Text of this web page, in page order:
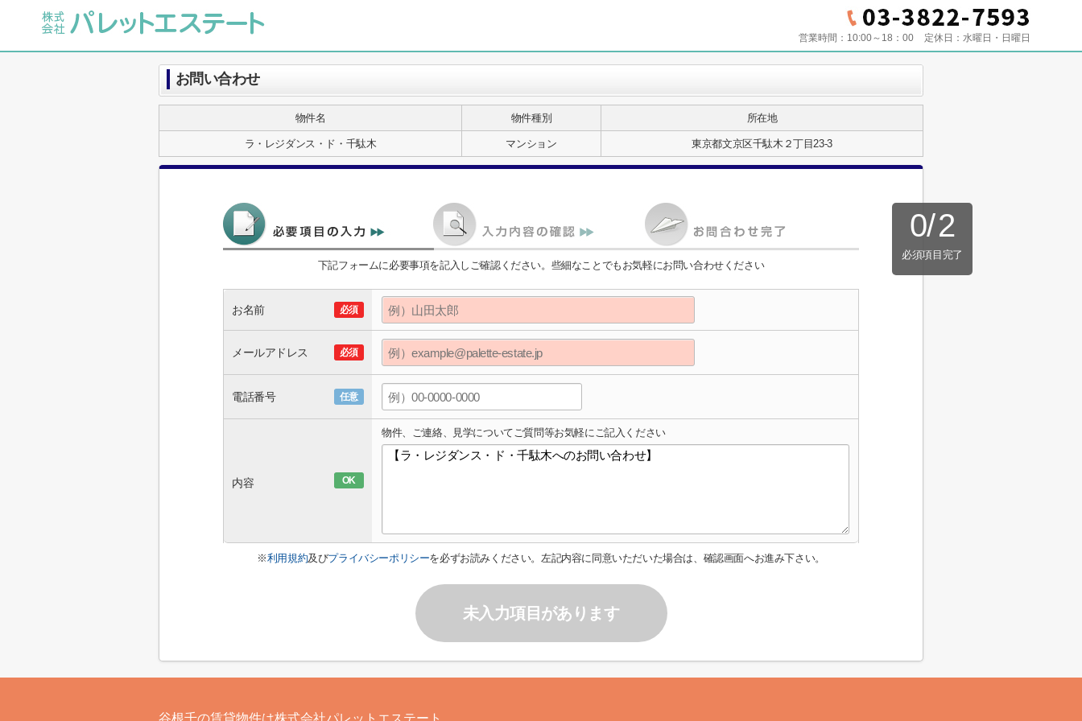
営業時間： 10:00～18：00 定休日： 水曜日・日曜日
お問い合わせ
物件名 物件種別 所在地
ラ・レジダンス・ド・千駄木 マンション 東京都文京区千駄木２丁目23-3
0/2
必須項目完了
下記フォームに必要事項を記入しご確認ください。些細なことでもお気軽にお問い合わせください
お名前 必須
メールアドレス 必須
電話番号 任意
内容 OK
物件、ご連絡、見学についてご質問等お気軽にご記入ください
※利用規約及びプライバシーポリシーを必ずお読みください。左記内容に同意いただいた場合は、確認画面へお進み下さい。
未入力項目があります
谷根千の賃貸物件は株式会社パレットエステート